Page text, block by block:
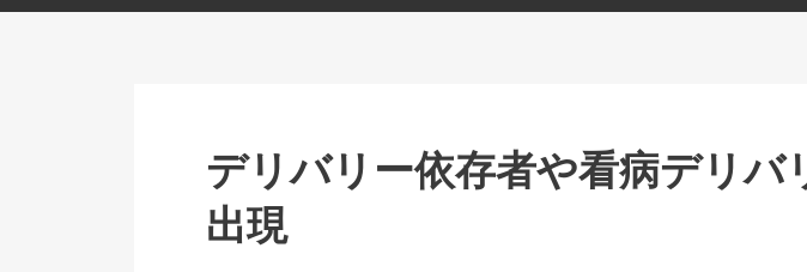
デリバリー依存者や看病デリバ
出現